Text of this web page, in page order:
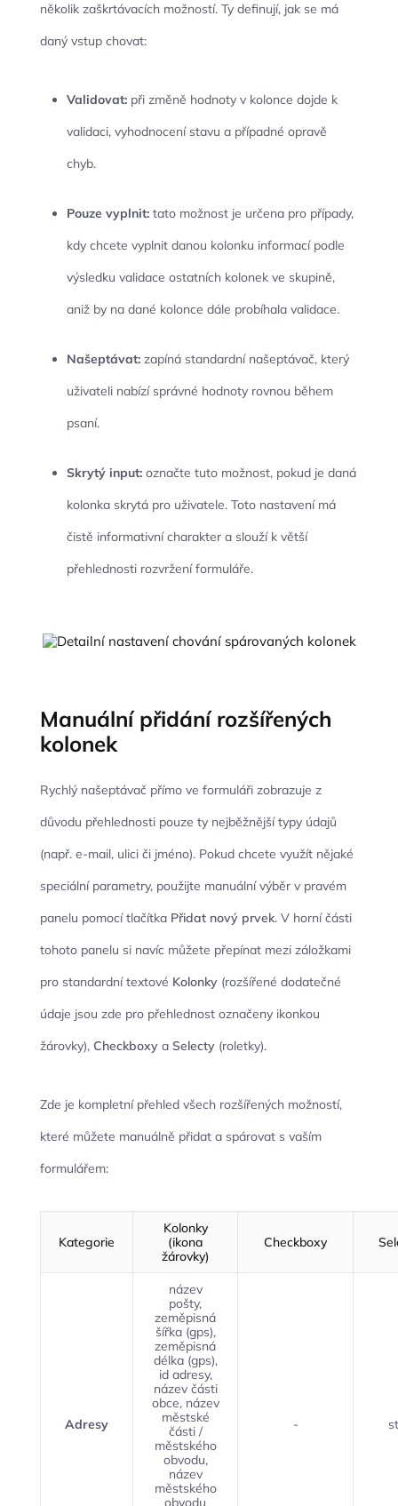
několik zaškrtávacích možností. Ty definují, jak se má
daný vstup chovat:
Validovat: při změně hodnoty v kolonce dojde k
validaci, vyhodnocení stavu a případné opravě
chyb.
Pouze vyplnit: tato možnost je určena pro případy,
kdy chcete vyplnit danou kolonku informací podle
výsledku validace ostatních kolonek ve skupině,
aniž by na dané kolonce dále probíhala validace.
Našeptávat: zapíná standardní našeptávač, který
uživateli nabízí správné hodnoty rovnou během
psaní.
Skrytý input: označte tuto možnost, pokud je daná
kolonka skrytá pro uživatele. Toto nastavení má
čistě informativní charakter a slouží k větší
přehlednosti rozvržení formuláře.
Manuální přidání rozšířených
kolonek
Rychlý našeptávač přímo ve formuláři zobrazuje z
důvodu přehlednosti pouze ty nejběžnější typy údajů
(např. e-mail, ulici či jméno). Pokud chcete využít nějaké
speciální parametry, použijte manuální výběr v pravém
panelu pomocí tlačítka Přidat nový prvek. V horní části
tohoto panelu si navíc můžete přepínat mezi záložkami
pro standardní textové Kolonky (rozšířené dodatečné
údaje jsou zde pro přehlednost označeny ikonkou
žárovky), Checkboxy a Selecty (roletky).
Zde je kompletní přehled všech rozšířených možností,
které můžete manuálně přidat a spárovat s vaším
formulářem:
Kategorie
Kolonky
(ikona
žárovky)
Checkboxy
Adresy
název
pošty,
zeměpisná
šířka (gps),
zeměpisná
délka (gps),
id adresy,
název části
obce, název
městské
části /
městského
obvodu,
název
městského
obvodu
-